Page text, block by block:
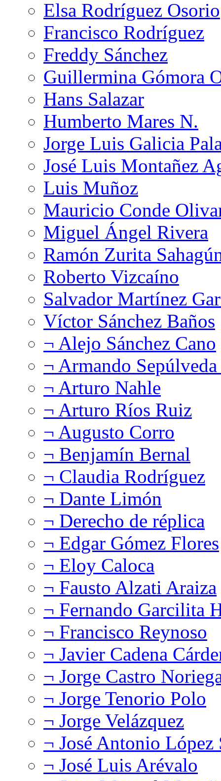
Elsa Rodríguez Osorio
Francisco Rodríguez
Freddy Sánchez
Guillermina Gómora
Hans Salazar
Humberto Mares N.
Jorge Luis Galicia
José Luis Montañez
Luis Muñoz
Mauricio Conde
Miguel Ángel Rivera
Ramón Zurita
Roberto Vizcaíno
Salvador Martínez
Víctor Sánchez Baños
¬ Alejo Sánchez Cano
¬ Armando
¬ Arturo Nahle
¬ Arturo Ríos Ruiz
¬ Augusto Corro
¬ Benjamín Bernal
¬ Claudia Rodríguez
¬ Dante Limón
¬ Derecho de réplica
¬ Edgar Gómez Flores
¬ Eloy Caloca
¬ Fausto Alzati Araiza
¬ Fernando Garcilita
¬ Francisco Reynoso
¬ Javier Cadena
¬ Jorge Castro
¬ Jorge Tenorio Polo
¬ Jorge Velázquez
¬ José Antonio López
¬ José Luis Arévalo